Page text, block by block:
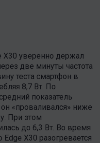
X30 уверенно держал
две минуты частота
теста смартфон в
8,7 Вт. По
показатель
«проваливался» ниже
При этом
до 6,3 Вт. Во время
X30 разогревается